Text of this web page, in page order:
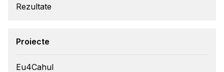
Rezultate
Proiecte
Eu4Cahul